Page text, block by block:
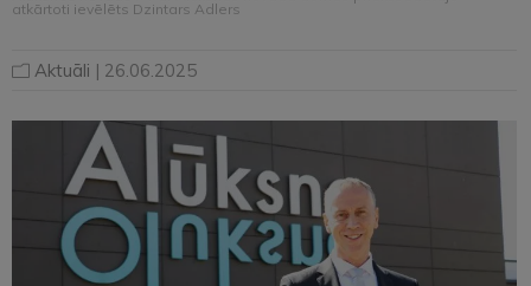
atkārtoti ievēlēts Dzintars Adlers
Aktuāli | 26.06.2025